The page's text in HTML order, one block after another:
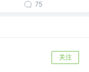
75
关注